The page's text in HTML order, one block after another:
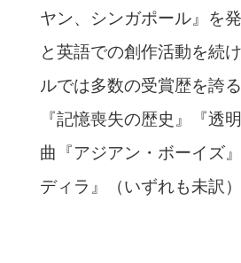
ヤン、シンガポール』を
と英語での創作活動を続
ルでは多数の受賞歴を誇
『記憶喪失の歴史』『透
曲『アジアン・ボーイズ
ディラ』（いずれも未訳）